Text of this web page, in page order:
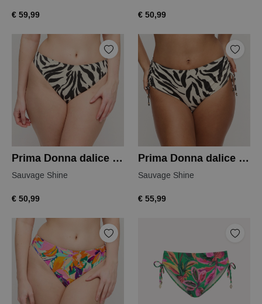
€ 59,99 € 50,99
Prima Donna dalice bikini slip
Sauvage Shine
€ 50,99
Prima Donna dalice bikini slip
Sauvage Shine
€ 55,99